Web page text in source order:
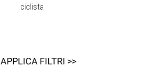
ciclista
APPLICA FILTRI >>